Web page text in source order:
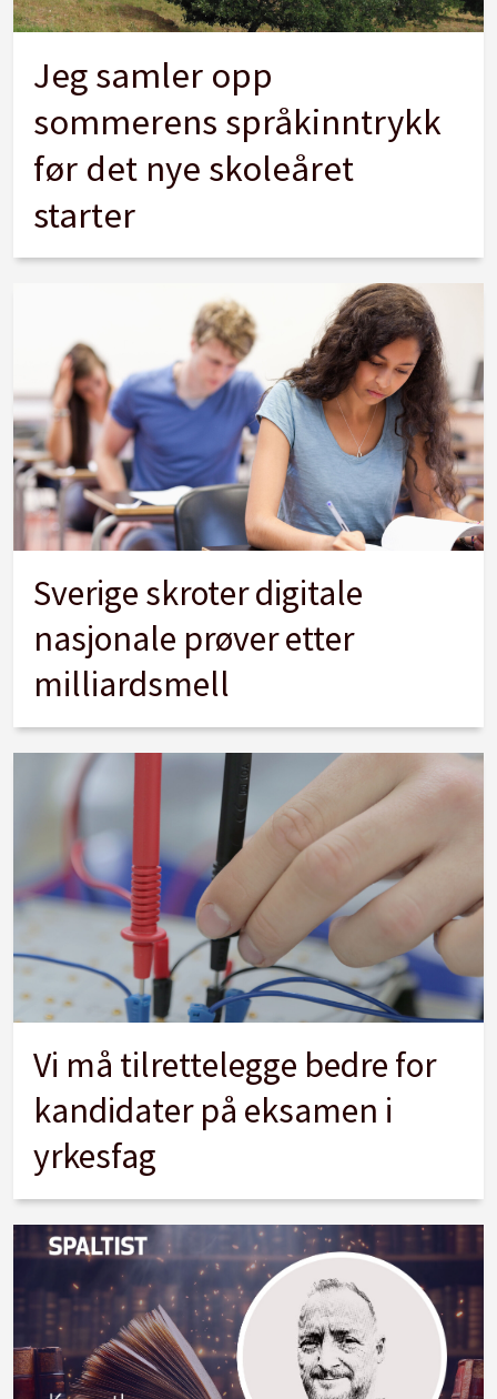
Jeg samler opp
sommerens språkinntrykk
før det nye skoleåret
starter
Sverige skroter digitale
nasjonale prøver etter
milliardsmell
Vi må tilrettelegge bedre for
kandidater på eksamen i
yrkesfag